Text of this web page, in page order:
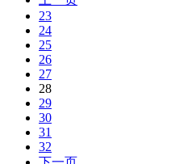
23
24
25
26
27
28
29
30
31
32